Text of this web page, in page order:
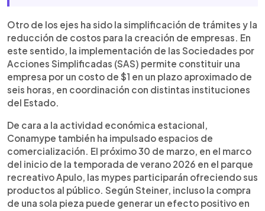
Otro de los ejes ha sido la simplificación de trámites y la
reducción de costos para la creación de empresas. En
este sentido, la implementación de las Sociedades por
Acciones Simplificadas (SAS) permite constituir una
empresa por un costo de $1 en un plazo aproximado de
seis horas, en coordinación con distintas instituciones
del Estado.
De cara a la actividad económica estacional,
Conamype también ha impulsado espacios de
comercialización. El próximo 30 de marzo, en el marco
del inicio de la temporada de verano 2026 en el parque
recreativo Apulo, las mypes participarán ofreciendo sus
productos al público. Según Steiner, incluso la compra
de una sola pieza puede generar un efecto positivo en